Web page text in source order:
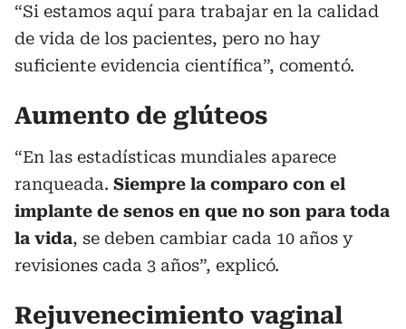
“Si estamos aquí para trabajar en la calidad
de vida de los pacientes, pero no hay
suficiente evidencia científica”, comentó.
Aumento de glúteos
“En las estadísticas mundiales aparece
ranqueada. Siempre la comparo con el
implante de senos en que no son para toda
la vida, se deben cambiar cada 10 años y
revisiones cada 3 años”, explicó.
Rejuvenecimiento vaginal